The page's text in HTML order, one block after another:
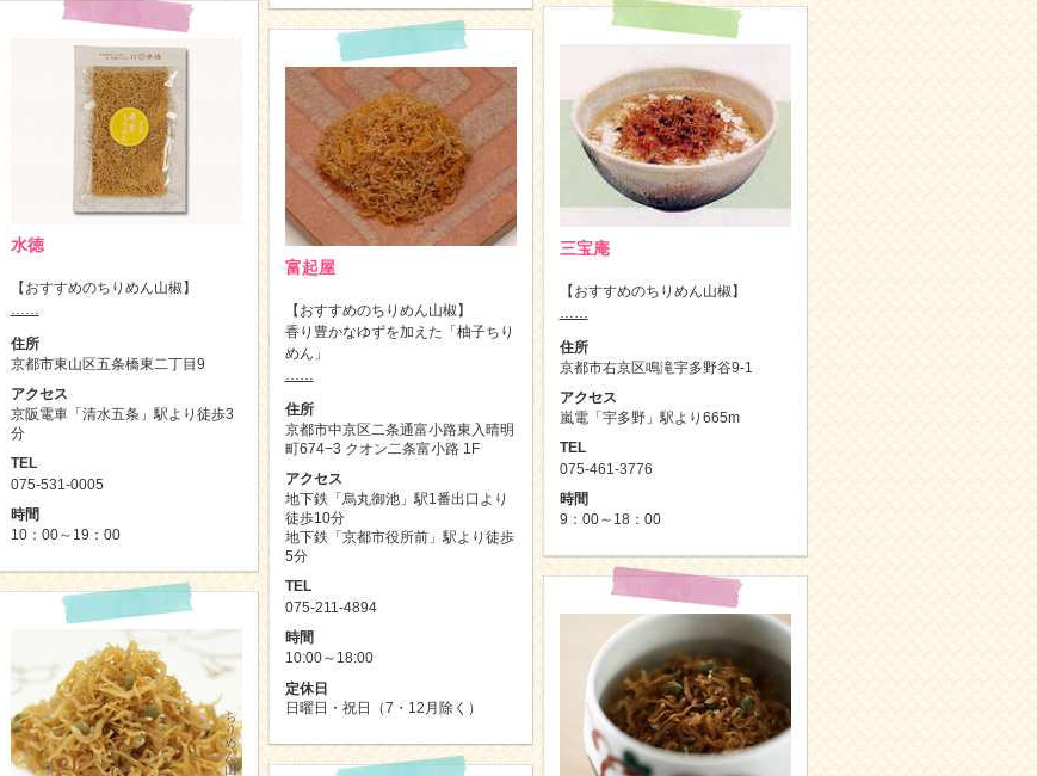
水徳
【おすすめのちりめん山椒】
……
住所
京都市東山区五条橋東二丁目9
アクセス
京阪電車「清水五条」駅より徒歩3
分
TEL
075-531-0005
時間
10：00～19：00
三宝庵
【おすすめのちりめん山椒】
……
住所
京都市右京区鳴滝宇多野谷9-1
アクセス
嵐電「宇多野」駅より665m
TEL
075-461-3776
時間
9：00～18：00
富起屋
【おすすめのちりめん山椒】
香り豊かなゆずを加えた「柚子ちり
めん」
……
住所
京都市中京区二条通富小路東入晴明
町674−3 クオン二条富小路 1F
アクセス
地下鉄「烏丸御池」駅1番出口より
徒歩10分
地下鉄「京都市役所前」駅より徒歩
5分
TEL
075-211-4894
時間
10:00～18:00
定休日
日曜日・祝日（7・12月除く）